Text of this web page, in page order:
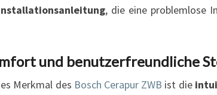
, die eine problemlose
und benutzerfreundliche
Merkmal des Bosch Cerapur ZWB ist die